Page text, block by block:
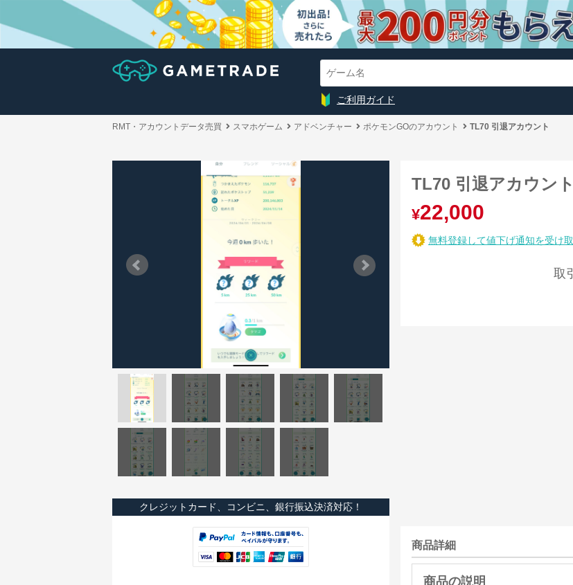
ご利用ガイド
RMT・アカウントデータ売買 スマホゲーム アドベンチャー ポケモンGOのアカウント TL70 引退アカウント
クレジットカード、コンビニ、銀行振込決済対応！
TL70 引退アカウント
¥22,000
無料登録して値下げ通知を受け
取
商品詳細